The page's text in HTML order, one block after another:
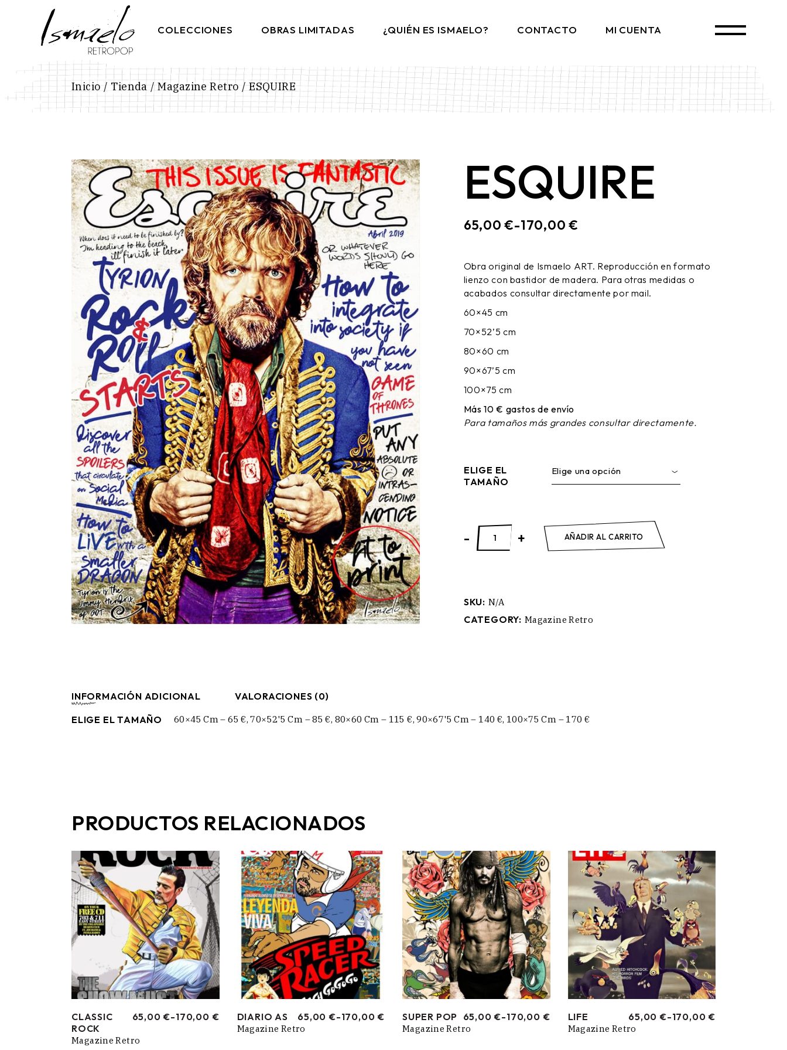
COLECCIONES OBRAS LIMITADAS ¿QUIÉN ES ISMAELO? CONTACTO MI CUENTA
Inicio Tienda Magazine Retro ESQUIRE
ESQUIRE
65,00€-170,00€
RANGO
DESDE
65,00 €
HASTA
170,00 €
Obra original de Ismaelo ART. Reproducción en formato
lienzo con bastidor de madera. Para otras medidas o
acabados consultar directamente por mail.
60×45 cm
70×52’5 cm
80×60 cm
90×67’5 cm
100×75 cm
Más 10 € gastos de envío
Para tamaños más grandes consultar directamente.
ELIGE EL
TAMAÑO
Elige una opción
ESQUIRE quantity
- + AÑADIR AL CARRITO
SKU: N/A
CATEGORY: Magazine Retro
INFORMACIÓN ADICIONAL
VALORACIONES (0)
ELIGE EL TAMAÑO
60×45 Cm – 65 €, 70×52'5 Cm – 85 €, 80×60 Cm – 115 €, 90×67'5 Cm – 140 €, 100×75 Cm – 170 €
PRODUCTOS RELACIONADOS
CLASSIC
ROCK
65,00 €-170,00 €
RANGO
PRECIOS:
Magazine Retro
DIARIO AS 65,00 €-170,00 €
RANGO
DE
Magazine Retro
SUPER POP 65,00 €-170,00 €
RANGO
DE
Magazine Retro
LIFE 65,00 €-170,00 €
RANGO
DE
Magazine Retro